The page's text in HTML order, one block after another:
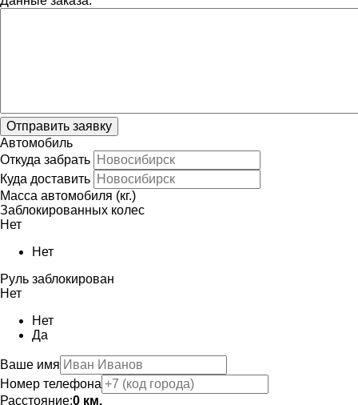
Отправить заявку
Автомобиль
Откуда забрать
Куда доставить
Масса автомобиля (кг.)
Заблокированных колес
Нет
Нет
Руль заблокирован
Нет
Нет
Да
Ваше имя
Номер телефона
Расстояние:0 км.